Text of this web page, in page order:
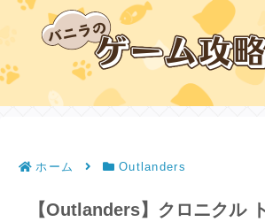
ホーム Outlanders
【Outlanders】クロニクル